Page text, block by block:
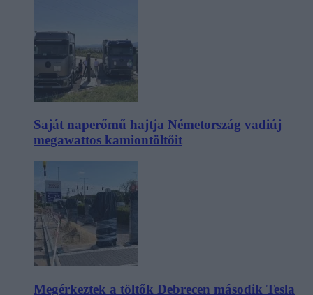
Saját naperőmű hajtja Németország vadiúj
megawattos kamiontöltőit
Megérkeztek a töltők Debrecen második Tesla